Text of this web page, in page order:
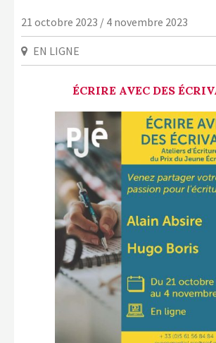
21 octobre 2023 / 4 novembre 2023
EN LIGNE
ÉCRIRE AVEC DES